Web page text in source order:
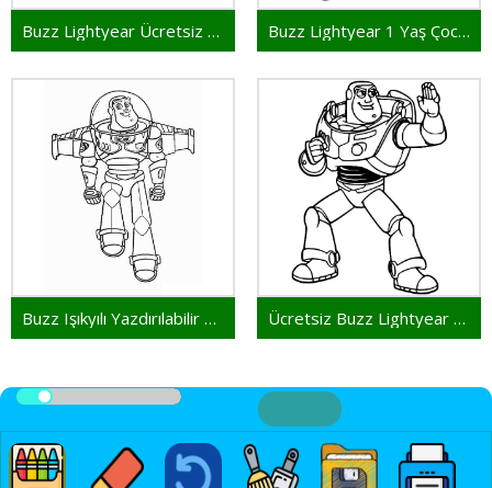
Buzz Lightyear Ücretsiz Yazdırılabilir Buzz Lightyear 1 Yaş Çocuklar İçin
Buzz Işıkyılı Yazdırılabilir Ücretsiz Ücretsiz Buzz Lightyear Yazdırılacak